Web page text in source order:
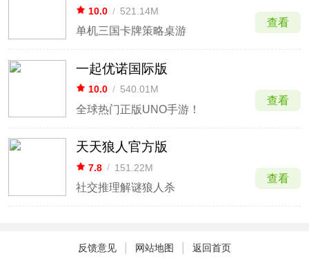
10.0 / 521.14M
单机三国卡牌策略桌游
查看
一起优诺国际版
10.0 / 540.01M
全球热门正版UNO手游！
查看
天天狼人官方版
7.8 / 151.22M
社交推理解谜狼人杀
查看
反馈意见 | 网站地图 | 返回首页